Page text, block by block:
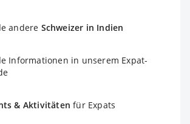
andere Schweizer in Indien
Informationen in unserem Expat-
& Aktivitäten für Expats